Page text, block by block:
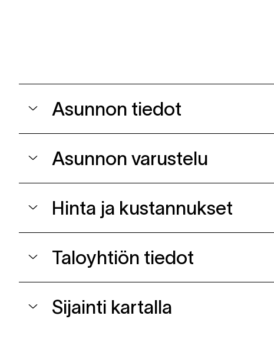
Asunnon tiedot
Asunnon varustelu
Hinta ja kustannukset
Taloyhtiön tiedot
Sijainti kartalla